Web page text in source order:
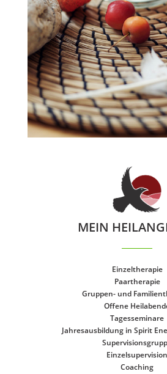
MEIN
Einzeltherapie
Paartherapie
Gruppen- und
Offene
Tagesseminare
Jahresausbildung in Spirit
Einzelsupervision
Coaching